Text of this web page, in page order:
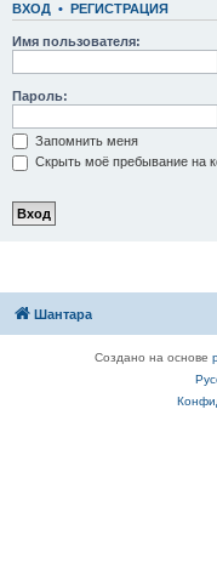
ВХОД • РЕГИСТРАЦИЯ
Имя пользователя:
Пароль:
Запомнить меня
Скрыть моё пребывание на
Шантара
Создано на основе